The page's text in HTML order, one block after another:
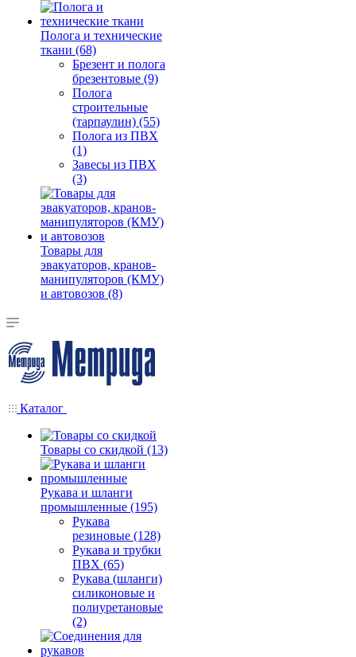
Полога и технические
ткани (68)
Брезент и полога
брезентовые (9)
Полога
строительные
(тарпаулин) (55)
Полога из ПВХ
(1)
Завесы из ПВХ
(3)
Товары для
эвакуаторов, кранов-
манипуляторов (КМУ)
и автовозов (8)
Каталог
Товары со скидкой (13)
Рукава и шланги
промышленные (195)
Рукава
резиновые (128)
Рукава и трубки
ПВХ (65)
Рукава (шланги)
силиконовые и
полиуретановые
(2)